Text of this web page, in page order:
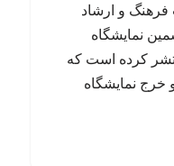
و ارشاد
نمایشگاه
کرده است که
خرج نمایشگاه